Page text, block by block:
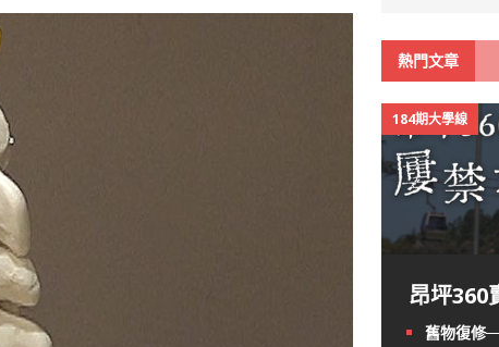
熱門文章
184期大學線
昂坪
舊物復修